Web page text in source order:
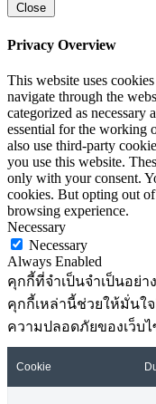
Close
Privacy Overview
This website uses
navigate through the
categorized as necessary
essential for the working
also use third-party
you use this website.
only with your consent.
cookies. But opting out
browsing experience.
Necessary
Necessary
Always Enabled
คุกกี้ที่จำเป็นจำเป็นอย่า
คุกกี้เหล่านี้ช่วยให้มั่น
ความปลอดภัยของเว็บ
Cookie